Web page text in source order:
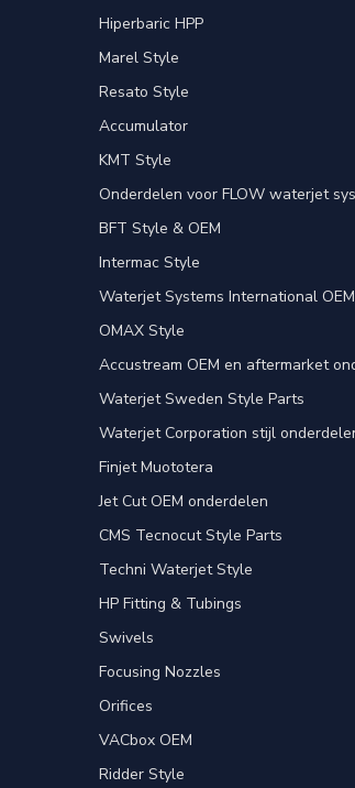
Hiperbaric HPP
Marel Style
Resato Style
Accumulator
KMT Style
Onderdelen voor FLOW waterjet
BFT Style & OEM
Intermac Style
Waterjet Systems International OEM
OMAX Style
Accustream OEM en aftermarket
Waterjet Sweden Style Parts
Waterjet Corporation stijl
Finjet Muototera
Jet Cut OEM onderdelen
CMS Tecnocut Style Parts
Techni Waterjet Style
HP Fitting & Tubings
Swivels
Focusing Nozzles
Orifices
VACbox OEM
Ridder Style